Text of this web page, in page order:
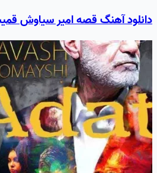
دانلود آهنگ قصه امير سیاوش